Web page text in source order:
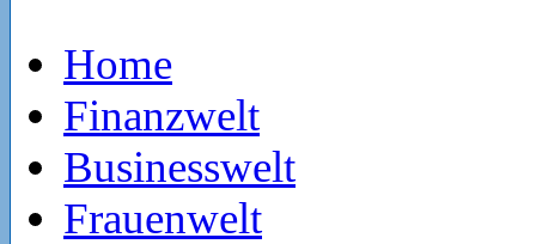
Home
Finanzwelt
Businesswelt
Frauenwelt